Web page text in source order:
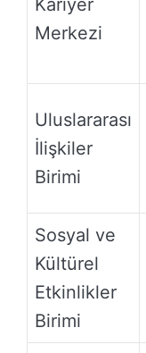
Kariyer
Merkezi
Uluslararası
İlişkiler
Birimi
Sosyal ve
Kültürel
Etkinlikler
Birimi